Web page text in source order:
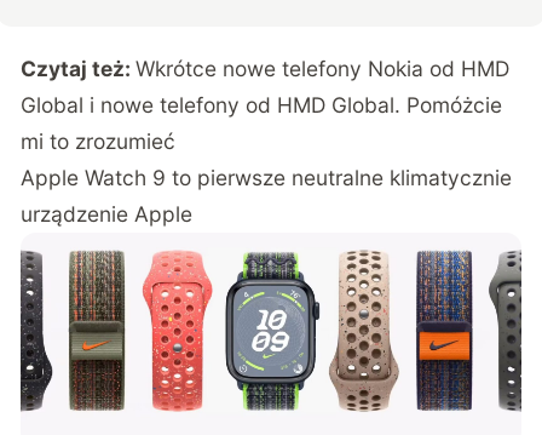
Czytaj też:Wkrótce nowe telefony Nokia od HMD
Global i nowe telefony od HMD Global. Pomóżcie
mi to zrozumieć
Apple Watch 9 to pierwsze neutralne klimatycznie
urządzenie Apple